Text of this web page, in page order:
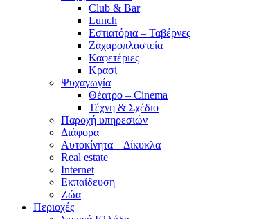
Club & Bar
Lunch
Εστιατόρια – Ταβέρνες
Ζαχαροπλαστεία
Καφετέριες
Κρασί
Ψυχαγωγία
Θέατρο – Cinema
Τέχνη & Σχέδιο
Παροχή υπηρεσιών
Διάφορα
Αυτοκίνητα – Δίκυκλα
Real estate
Internet
Εκπαίδευση
Ζώα
Περιοχές